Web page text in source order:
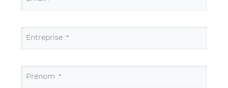
Entreprise :*
Prénom :*